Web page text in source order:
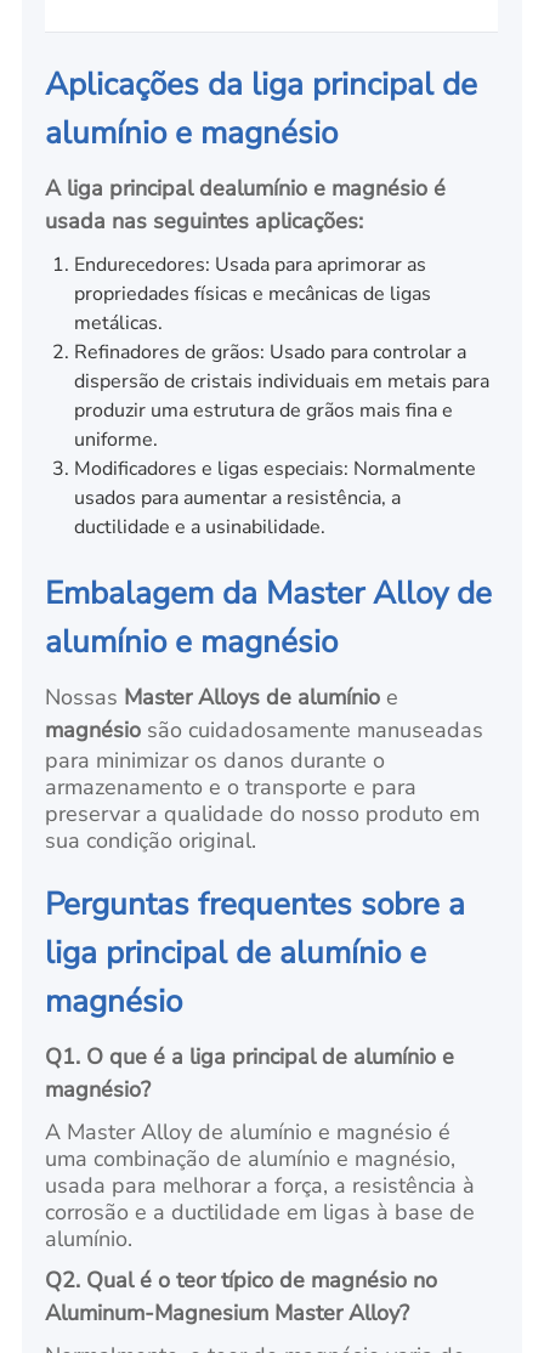
Aplicações da liga principal de
alumínio e magnésio
A liga principal dealumínio e magnésio é
usada nas seguintes aplicações:
Endurecedores: Usada para aprimorar as
propriedades físicas e mecânicas de ligas
metálicas.
Refinadores de grãos: Usado para controlar a
dispersão de cristais individuais em metais para
produzir uma estrutura de grãos mais fina e
uniforme.
Modificadores e ligas especiais: Normalmente
usados para aumentar a resistência, a
ductilidade e a usinabilidade.
Embalagem da Master Alloy de
alumínio e magnésio
Nossas Master Alloys de alumínio e
magnésio são cuidadosamente manuseadas
para minimizar os danos durante o
armazenamento e o transporte e para
preservar a qualidade do nosso produto em
sua condição original.
Perguntas frequentes sobre a
liga principal de alumínio e
magnésio
Q1. O que é a liga principal de alumínio e
magnésio?
A Master Alloy de alumínio e magnésio é
uma combinação de alumínio e magnésio,
usada para melhorar a força, a resistência à
corrosão e a ductilidade em ligas à base de
alumínio.
Q2. Qual é o teor típico de magnésio no
Aluminum-Magnesium Master Alloy?